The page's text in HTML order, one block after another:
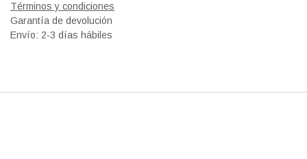
Términos y condiciones
Garantía de devolución
Envío: 2-3 días hábiles